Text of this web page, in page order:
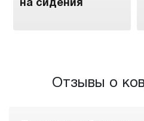
на сидения
Отзывы о